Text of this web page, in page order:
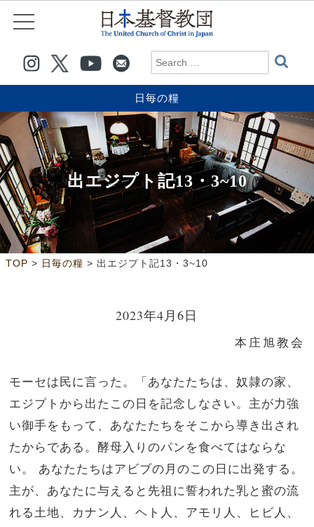
日毎の糧
出エジプト記13・3~10
TOP > 日毎の糧 > 出エジプト記13・3~10
2023年4月6日
本庄旭教会
モーセは民に言った。「あなたたちは、奴隷の家、
エジプトから出たこの日を記念しなさい。主が力強
い御手をもって、あなたたちをそこから導き出され
たからである。酵母入りのパンを食べてはならな
い。 あなたたちはアビブの月のこの日に出発する。
主が、あなたに与えると先祖に誓われた乳と蜜の流
れる土地、カナン人、ヘト人、アモリ人、ヒビ人、